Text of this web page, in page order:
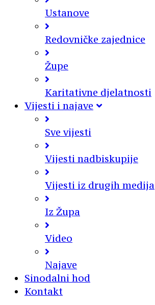
Ustanove
Redovničke zajednice
Župe
Karitativne djelatnosti
Vijesti i najave
Sve vijesti
Vijesti nadbiskupije
Vijesti iz drugih medija
Iz Župa
Video
Najave
Sinodalni hod
Kontakt